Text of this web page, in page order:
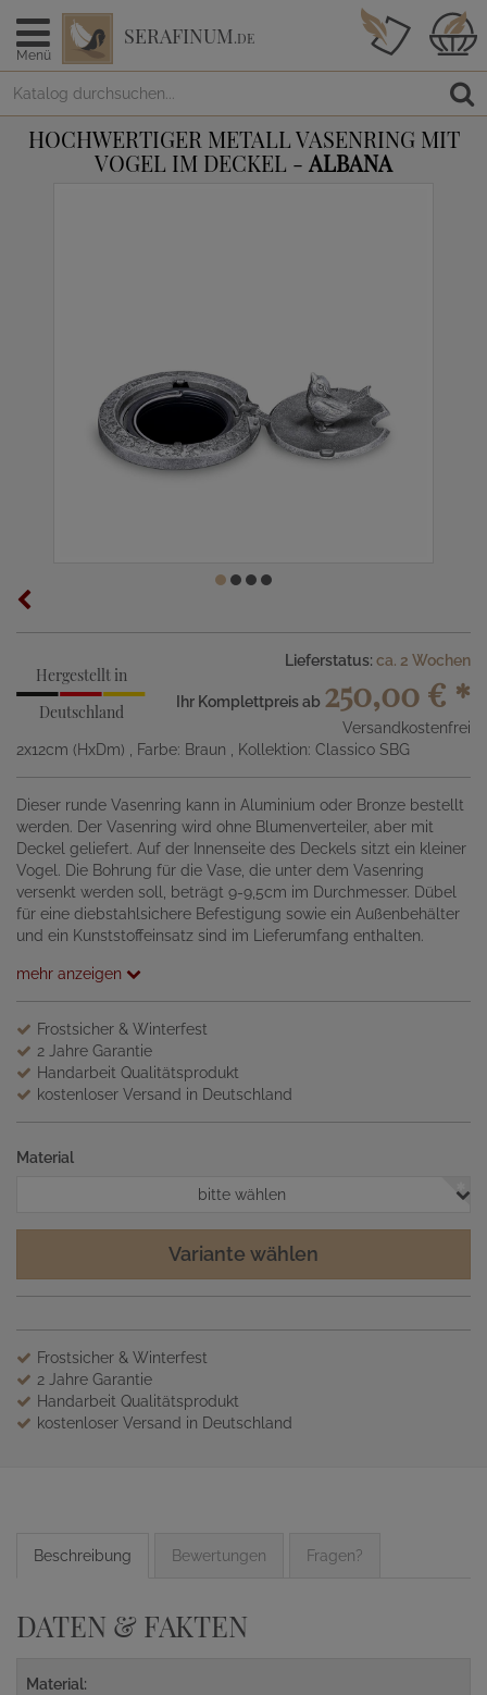
Menü
SERAFINUM.DE
HOCHWERTIGER METALL VASENRING MIT
VOGEL IM DECKEL - ALBANA
Hergestellt in
Deutschland
Lieferstatus: ca. 2 Wochen
Ihr Komplettpreis ab 250,00 € *
Versandkostenfrei
2x12cm (HxDm)
, Farbe: Braun , Kollektion: Classico SBG
Dieser runde Vasenring kann in Aluminium oder Bronze bestellt
werden. Der Vasenring wird ohne Blumenverteiler, aber mit
Deckel geliefert. Auf der Innenseite des Deckels sitzt ein kleiner
Vogel. Die Bohrung für die Vase, die unter dem Vasenring
versenkt werden soll, beträgt 9-9,5cm im Durchmesser. Dübel
für eine diebstahlsichere Befestigung sowie ein Außenbehälter
und ein Kunststoffeinsatz sind im Lieferumfang enthalten.
mehr anzeigen
Frostsicher & Winterfest
2 Jahre Garantie
Handarbeit Qualitätsprodukt
kostenloser Versand in Deutschland
Material
bitte wählen
Variante wählen
Frostsicher & Winterfest
2 Jahre Garantie
Handarbeit Qualitätsprodukt
kostenloser Versand in Deutschland
Beschreibung Bewertungen Fragen?
DATEN & FAKTEN
Material: